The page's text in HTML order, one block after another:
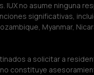
no asume ninguna
significativas,
Myanmar,
a solicitar a
constituye